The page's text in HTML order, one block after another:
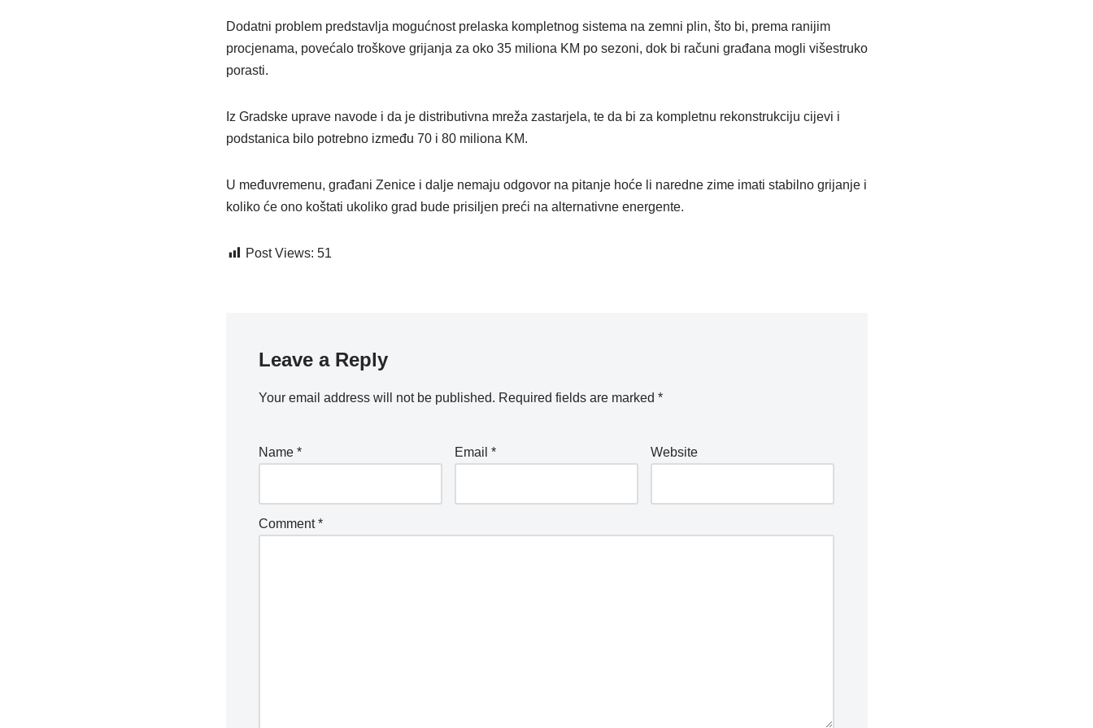
Dodatni problem predstavlja mogućnost prelaska kompletnog sistema na zemni plin, što bi, prema ranijim
procjenama, povećalo troškove grijanja za oko 35 miliona KM po sezoni, dok bi računi građana mogli višestruko
porasti.
Iz Gradske uprave navode i da je distributivna mreža zastarjela, te da bi za kompletnu rekonstrukciju cijevi i
podstanica bilo potrebno između 70 i 80 miliona KM.
U međuvremenu, građani Zenice i dalje nemaju odgovor na pitanje hoće li naredne zime imati stabilno grijanje i
koliko će ono koštati ukoliko grad bude prisiljen preći na alternativne energente.
Post Views: 51
Leave a Reply
Your email address will not be published. Required fields are marked *
Name * Email * Website
Comment*